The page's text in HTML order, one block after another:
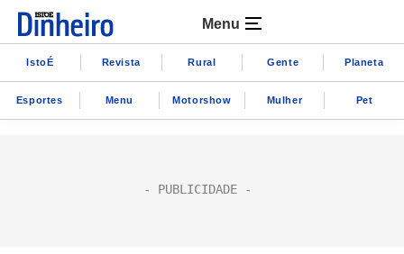
Menu
IstoÉ Revista Rural Gente Planeta
Esportes Menu Motorshow Mulher Pet